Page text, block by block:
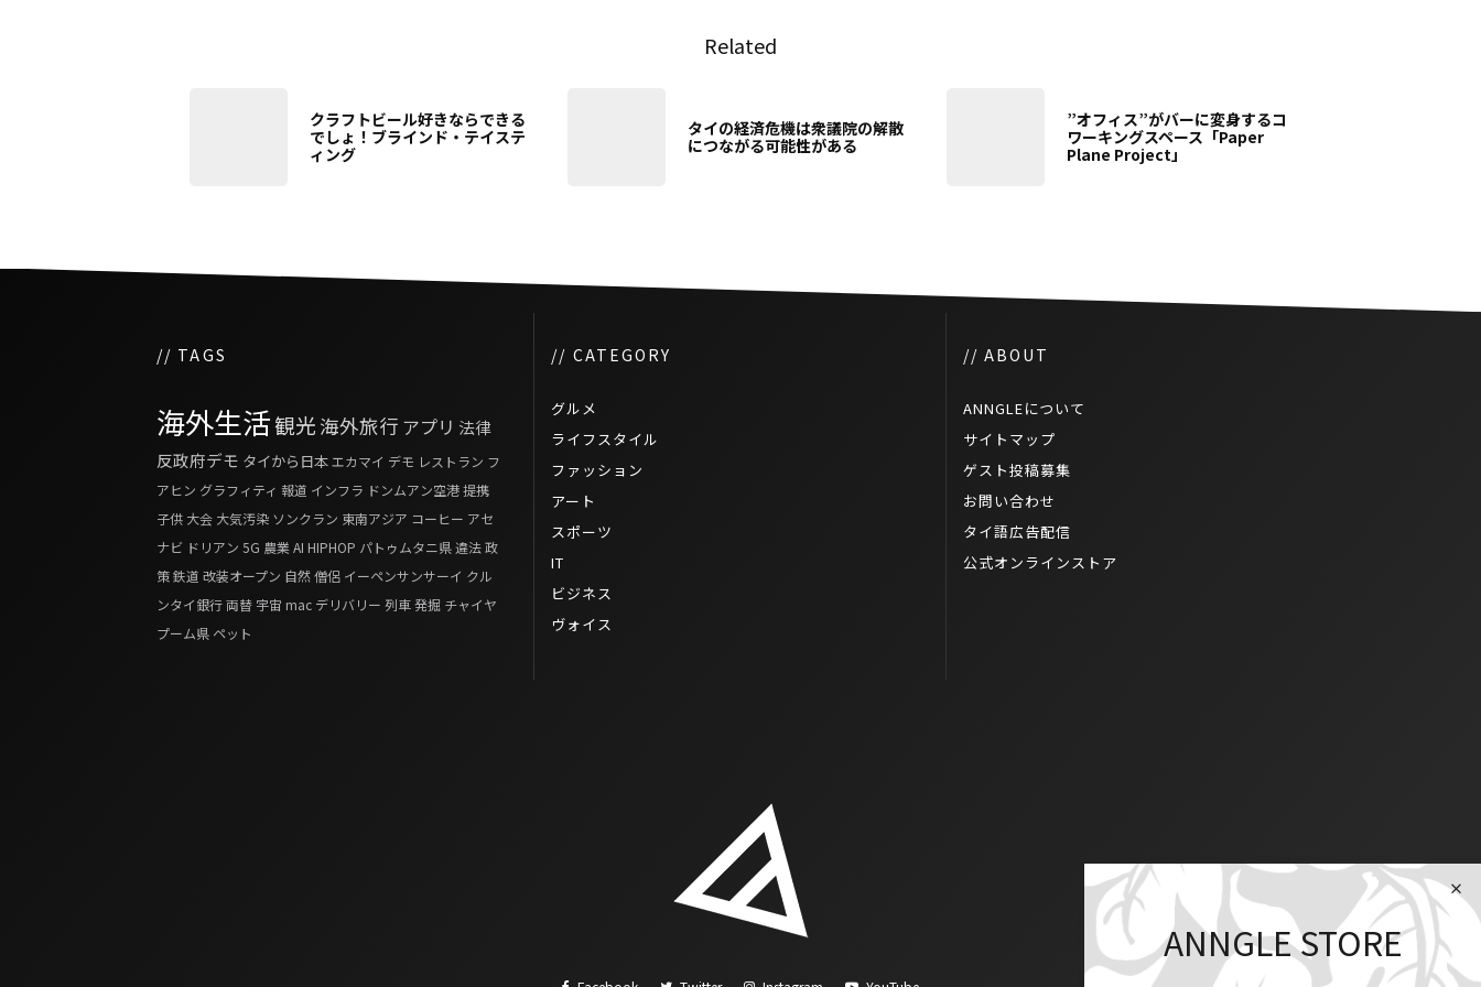
Related
クラフトビール好きならできる
でしょ！ブラインド・テイステ
ィング
タイの経済危機は衆議院の解散
につながる可能性がある
”オフィス”がバーに変身するコ
ワーキングスペース「Paper
Plane Project」
// TAGS
海外生活観光 海外旅行 アプリ 法律
反政府デモ タイから日本エカマイ デモ レストラン フ
アヒン グラフィティ 報道 インフラ ドンムアン空港提携
子供 大会 大気汚染 ソンクラン 東南アジア コーヒー アセ
ナビ ドリアン 5G 農業AI HIPHOP パトゥムタニ県違法政
策鉄道 改装オープン 自然僧侶 イーペンサンサーイ クル
ンタイ銀行両替 宇宙 mac デリバリー 列車発掘 チャイヤ
プーム県 ペット
// CATEGORY
グルメ
ライフスタイル
ファッション
アート
スポーツ
IT
ビジネス
ヴォイス
// ABOUT
ANNGLEについて
サイトマップ
ゲスト投稿募集
お問い合わせ
タイ語広告配信
公式オンラインストア
ANNGLE STORE